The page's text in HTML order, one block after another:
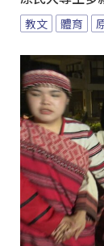
教文 體育